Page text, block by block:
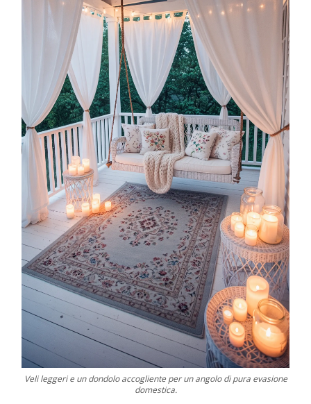
Veli leggeri e un dondolo accogliente per un angolo di pura evasione
domestica.